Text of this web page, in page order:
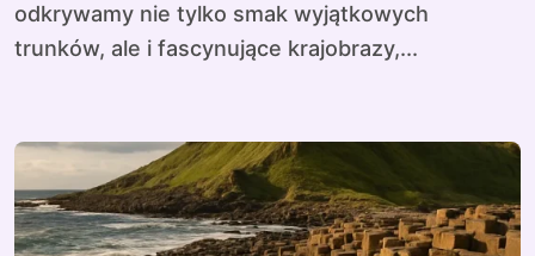
odkrywamy nie tylko smak wyjątkowych
trunków, ale i fascynujące krajobrazy,...